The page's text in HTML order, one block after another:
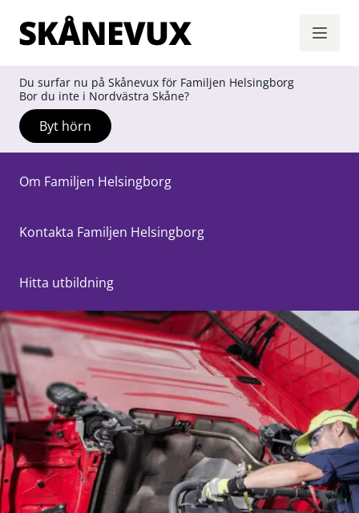
Skånevux
Du surfar nu på Skånevux för Familjen Helsingborg
Bor du inte i Nordvästra Skåne?
Byt hörn
Om Familjen Helsingborg
Kontakta Familjen Helsingborg
Hitta utbildning